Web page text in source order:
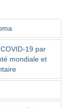
19 par
mondiale et